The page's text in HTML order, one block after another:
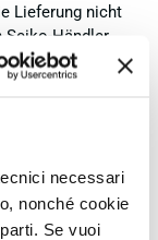
necessari
nonché cookie
Se vuoi
Lieferung nicht
Seiko-Händler
am
nicht der
mit
ist in neuem
Dennoch
Preisklasse